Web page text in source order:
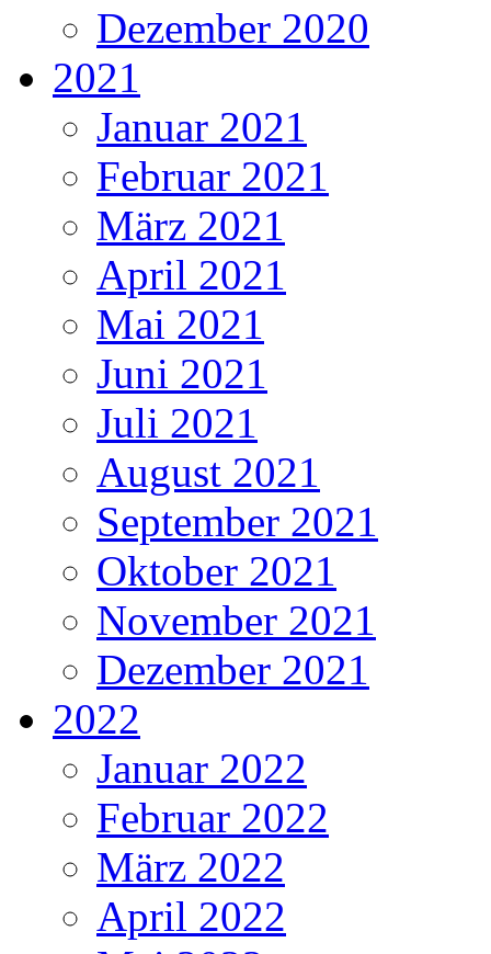
Dezember 2020
2021
Januar 2021
Februar 2021
März 2021
April 2021
Mai 2021
Juni 2021
Juli 2021
August 2021
September 2021
Oktober 2021
November 2021
Dezember 2021
2022
Januar 2022
Februar 2022
März 2022
April 2022